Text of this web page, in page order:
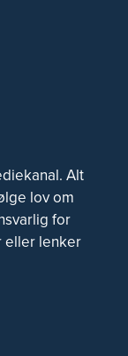
Alt
lov om
for
eller lenker